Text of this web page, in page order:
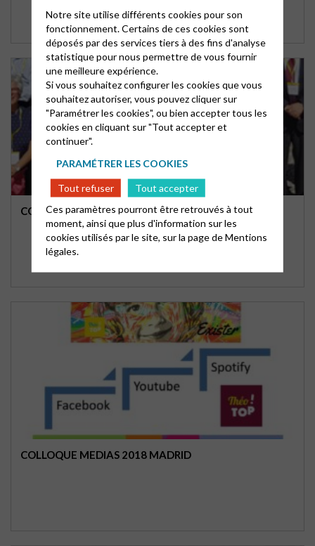
COLLOQUE DÉFIS ET PERSPECTIVES 2018
COLLOQUE MEDIAS 2018 MADRID
Notre site utilise différents cookies pour son
fonctionnement. Certains de ces cookies sont
déposés par des services tiers à des fins d'analyse
statistique pour nous permettre de vous fournir
une meilleure expérience.
Si vous souhaitez configurer les cookies que vous
souhaitez autoriser, vous pouvez cliquer sur
"Paramétrer les cookies", ou bien accepter tous les
cookies en cliquant sur "Tout accepter et
continuer".
PARAMÉTRER LES COOKIES
Tout refuser
Tout accepter
Ces paramètres pourront être retrouvés à tout
moment, ainsi que plus d'information sur les
cookies utilisés par le site, sur la page deMentions
légales.